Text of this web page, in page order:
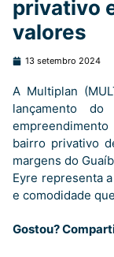
privativo
valores
13 setembro 2024
A Multiplan
lançamento
bairro privativo
margens do
Eyre representa
e comodidade
Gostou?